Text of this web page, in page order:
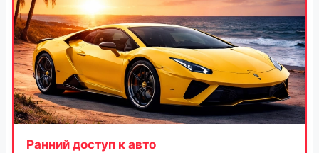
Ранний доступ к авто